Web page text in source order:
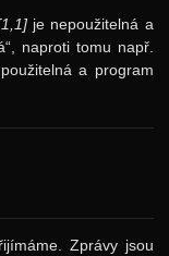
je nepoužitelná a
naproti tomu např.
a program
Zprávy jsou